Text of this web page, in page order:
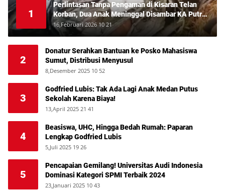
1
Perlintasan Tanpa Pengaman di Kisaran Telan
Korban, Dua Anak Meninggal Disambar KA Putri
Deli
16,Februari 2026 10 21
2
Donatur Serahkan Bantuan ke Posko Mahasiswa
Sumut, Distribusi Menyusul
8,Desember 2025 10 52
3
Godfried Lubis: Tak Ada Lagi Anak Medan Putus
Sekolah Karena Biaya!
13,April 2025 21 41
4
Beasiswa, UHC, Hingga Bedah Rumah: Paparan
Lengkap Godfried Lubis
5,Juli 2025 19 26
5
Pencapaian Gemilang! Universitas Audi Indonesia
Dominasi Kategori SPMI Terbaik 2024
23,Januari 2025 10 43